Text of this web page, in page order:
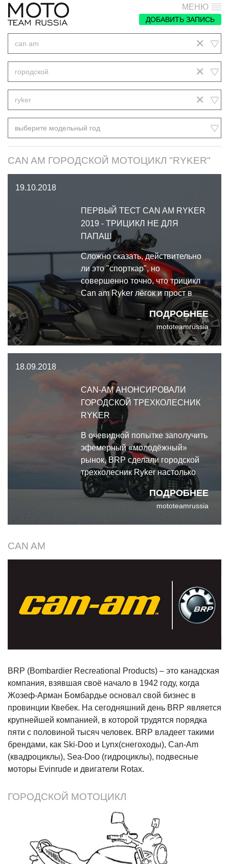
МЕНЮ
ДОБАВИТЬ ЗАПИСЬ
×
can am
×
городской
×
ryker
выберите модельный год
CAN AM ГОРОДСКОЙ МОТОЦИКЛ "RYKER"
19.10.2018
ПЕРВЫЙ ТЕСТ CAN AM RYKER
2019 - ТРИЦИКЛ НЕ ДЛЯ
ПАПАШ
ПОДРОБНЕЕ
Сложно сказать, действительно
ли это "спорткар", но
совершенно точно, что трицикл
Can am Ryker лёгок и прост в
управлении с физической и
эргономической точки зрения.
Несомненно также, что эти
аппараты - хиты продаж.
mototeamrussia
18.09.2018
CAN-AM АНОНСИРОВАЛИ
ГОРОДСКОЙ ТРЕХКОЛЕСНИК
RYKER
ПОДРОБНЕЕ
В очевидной попытке заполучить
эфемерный «молодёжный»
рынок, BRP сделали городской
трехколесник Ryker настолько
удобным и не пугающим, как
только это возможно. Can-Am
анонсировали городскойmototeamrussia
CAN AM
BRP (Bombardier Recreational Products) – это канадская
компания, взявшая своё начало в 1942 году, когда
Жозеф-Арман Бомбардье основал свой бизнес в
провинции Квебек. На сегодняшний день BRP является
крупнейшей компанией, в которой трудятся порядка
пяти с половиной тысяч человек. BRP владеет такими
брендами, как Ski-Doo и Lynx(снегоходы), Can-Am
(квадроциклы), Sea-Doo (гидроциклы), подвесные
моторы Evinrude и двигатели Rotax.
ГОРОДСКОЙ МОТОЦИКЛ